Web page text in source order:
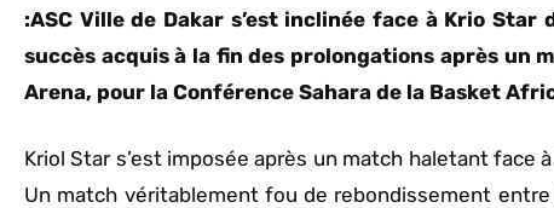
:ASC Ville de Dakar s’est inclinée face à Krio
succès acquis à la fin des prolongations après un
Arena, pour la Conférence Sahara de la Basket
Kriol Star s’est imposée après un match haletant face
Un match véritablement fou de rebondissement